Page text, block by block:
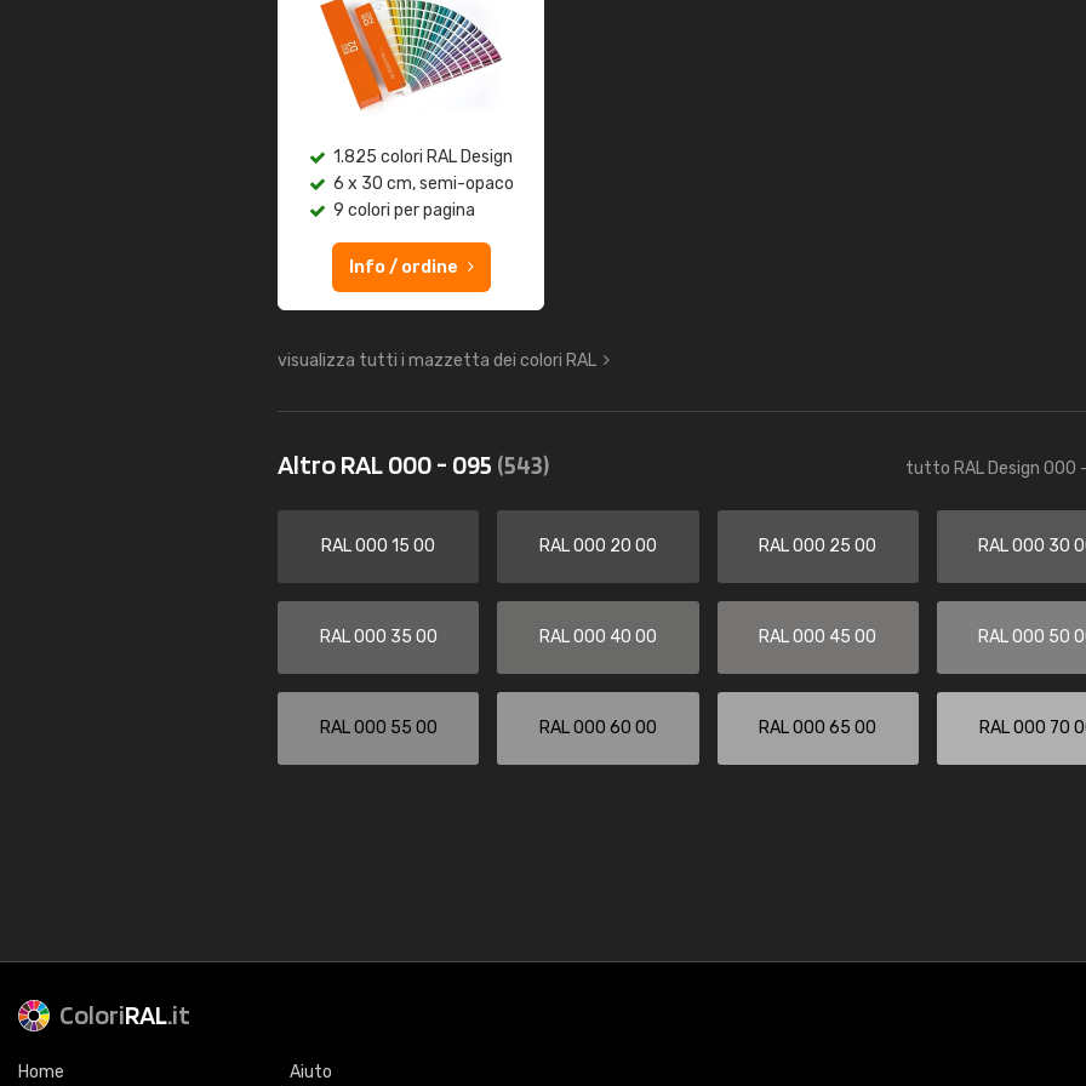
1.825 colori RAL Design
6 x 30 cm, semi-opaco
9 colori per pagina
Info / ordine
visualizza tutti i mazzetta dei colori RAL
Altro RAL 000 - 095 (543) tutto RAL Design 000
RAL 000 15 00 RAL 000 20 00 RAL 000 25 00 RAL 000 30
RAL 000 35 00 RAL 000 40 00 RAL 000 45 00 RAL 000 50
RAL 000 55 00 RAL 000 60 00 RAL 000 65 00 RAL 000 70
ColoriRAL.it
Home Aiuto